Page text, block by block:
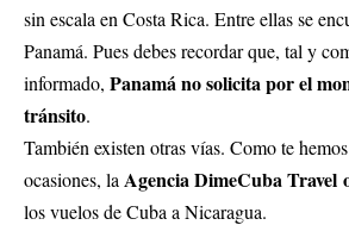
sin escala en Costa Rica. Entre ellas se
Panamá. Pues debes recordar que, tal y
informado, Panamá no solicita por el
tránsito.
También existen otras vías. Como te
ocasiones, la Agencia DimeCuba Travel
los vuelos de Cuba a Nicaragua.